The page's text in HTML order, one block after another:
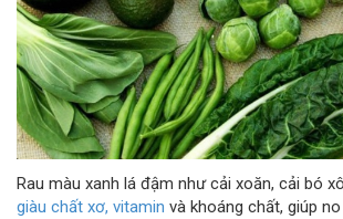
Rau màu xanh lá đậm như cải xoăn, cải bó
giàu chất xơ, vitamin và khoáng chất, giúp